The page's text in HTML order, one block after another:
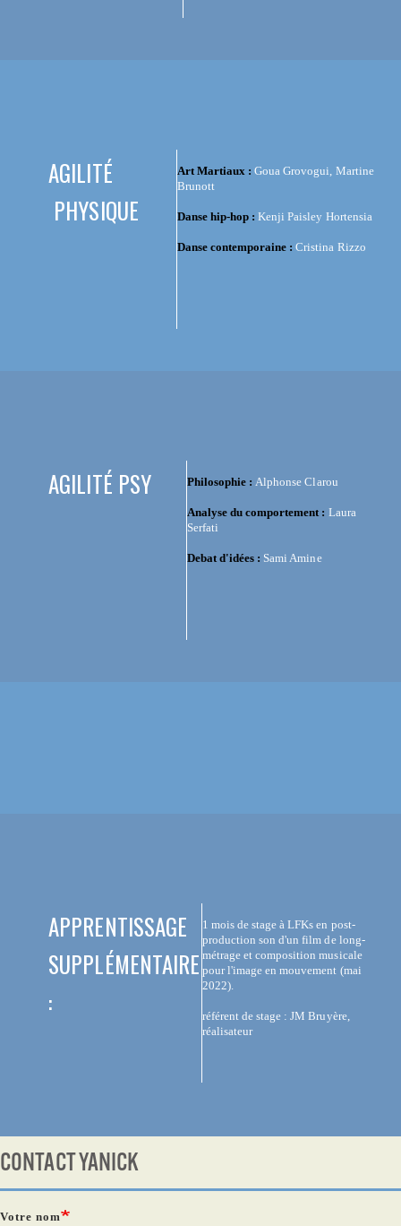
AGILITÉ
PHYSIQUE
Art Martiaux : Goua Grovogui, Martine
Brunott
Danse hip-hop : Kenji Paisley Hortensia
Danse contemporaine : Cristina Rizzo
AGILITÉ PSY Philosophie :Alphonse Clarou
Analyse du comportement : Laura
Serfati
Debat d'idées : Sami Amine
APPRENTISSAGE
SUPPLÉMENTAIRE
:
1 mois de stage à LFKs en post-
production son d'un film de long-
métrage et composition musicale
pour l'image en mouvement (mai
2022).
référent de stage : JM Bruyère,
réalisateur
CONTACT YANICK
Votre nom